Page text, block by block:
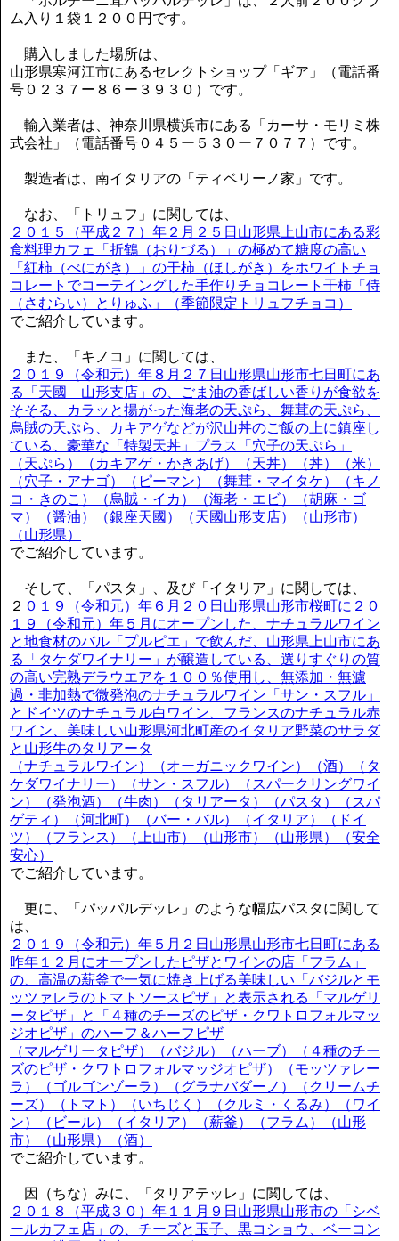
ム入り１袋１２００円です。
購入しました場所は、
山形県寒河江市にあるセレクトショップ「ギア」（電話番
号０２３７ー８６ー３９３０）です。
輸入業者は、神奈川県横浜市にある「カーサ・モリミ株
式会社」（電話番号０４５ー５３０ー７０７７）です。
製造者は、南イタリアの「ティベリーノ家」です。
なお、「トリュフ」に関しては、
２０１５（平成２７）年２月２５日山形県上山市にある彩
食料理カフェ「折鶴（おりづる）」の極めて糖度の高い
「紅柿（べにがき）」の干柿（ほしがき）をホワイトチョ
コレートでコーテイングした手作りチョコレート干柿「侍
（さむらい）とりゅふ」（季節限定トリュフチョコ）
でご紹介しています。
また、「キノコ」に関しては、
２０１９（令和元）年８月２７日山形県山形市七日町にあ
る「天國 山形支店」の、ごま油の香ばしい香りが食欲を
そそる、カラッと揚がった海老の天ぷら、舞茸の天ぷら、
烏賊の天ぷら、カキアゲなどが沢山丼のご飯の上に鎮座し
ている、豪華な「特製天丼」プラス「穴子の天ぷら」
（天ぷら）（カキアゲ・かきあげ）（天丼）（丼）（米）
（穴子・アナゴ）（ピーマン）（舞茸・マイタケ）（キノ
コ・きのこ）（烏賊・イカ）（海老・エビ）（胡麻・ゴ
マ）（醤油）（銀座天國）（天國山形支店）（山形市）
（山形県）
でご紹介しています。
そして、「パスタ」、及び「イタリア」に関しては、
２ ０１９（令和元）年６月２０日山形県山形市桜町に２０
１９（令和元）年５月にオープンした、ナチュラルワイン
と地食材のバル「プルピエ」で飲んだ、山形県上山市にあ
る「タケダワイナリー」が醸造している、選りすぐりの質
の高い完熟デラウエアを１００％使用し、無添加・無濾
過・非加熱で微発泡のナチュラルワイン「サン・スフル」
とドイツのナチュラル白ワイン、フランスのナチュラル赤
ワイン、美味しい山形県河北町産のイタリア野菜のサラダ
と山形牛のタリアータ
（ナチュラルワイン）（オーガニックワイン）（酒）（タ
ケダワイナリー）（サン・スフル）（スパークリングワイ
ン）（発泡酒）（牛肉）（タリアータ）（パスタ）（スパ
ゲティ）（河北町）（バー・バル）（イタリア）（ドイ
ツ）（フランス）（上山市）（山形市）（山形県）（安全
安心）
でご紹介しています。
更に、「パッパルデッレ」のような幅広パスタに関して
は、
２０１９（令和元）年５月２日山形県山形市七日町にある
昨年１２月にオープンしたピザとワインの店「フラム」
の、高温の薪釜で一気に焼き上げる美味しい「バジルとモ
ッツァレラのトマトソースピザ」と表示される「マルゲリ
ータピザ」と「４種のチーズのピザ・クワトロフォルマッ
ジオピザ」のハーフ＆ハーフピザ
（マルゲリータピザ）（バジル）（ハーブ）（４種のチー
ズのピザ・クワトロフォルマッジオピザ）（モッツァレー
ラ）（ゴルゴンゾーラ）（グラナバダーノ）（クリームチ
ーズ）（トマト）（いちじく）（クルミ・くるみ）（ワイ
ン）（ビール）（イタリア）（薪釜）（フラム）（山形
市）（山形県）（酒）
でご紹介しています。
因（ちな）みに、「タリアテッレ」に関しては、
２０１８（平成３０）年１１月９日山形県山形市の「シベ
ールカフェ店」の、チーズと玉子、黒コショウ、ベーコン